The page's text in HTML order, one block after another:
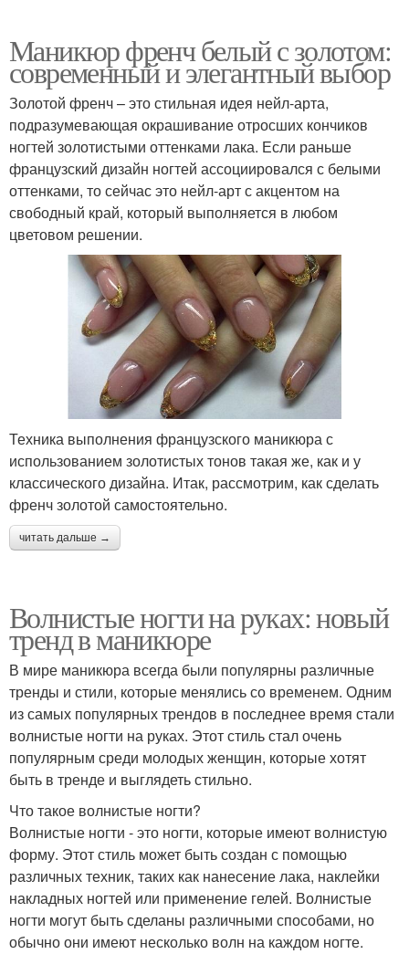
Маникюр френч белый с золотом:
современный и элегантный выбор
Золотой френч – это стильная идея нейл-арта,
подразумевающая окрашивание отросших кончиков
ногтей золотистыми оттенками лака. Если раньше
французский дизайн ногтей ассоциировался с белыми
оттенками, то сейчас это нейл-арт с акцентом на
свободный край, который выполняется в любом
цветовом решении.
Техника выполнения французского маникюра с
использованием золотистых тонов такая же, как и у
классического дизайна. Итак, рассмотрим, как сделать
френч золотой самостоятельно.
читать дальше →
Волнистые ногти на руках: новый
тренд в маникюре
В мире маникюра всегда были популярны различные
тренды и стили, которые менялись со временем. Одним
из самых популярных трендов в последнее время стали
волнистые ногти на руках. Этот стиль стал очень
популярным среди молодых женщин, которые хотят
быть в тренде и выглядеть стильно.
Что такое волнистые ногти?
Волнистые ногти - это ногти, которые имеют волнистую
форму. Этот стиль может быть создан с помощью
различных техник, таких как нанесение лака, наклейки
накладных ногтей или применение гелей. Волнистые
ногти могут быть сделаны различными способами, но
обычно они имеют несколько волн на каждом ногте.